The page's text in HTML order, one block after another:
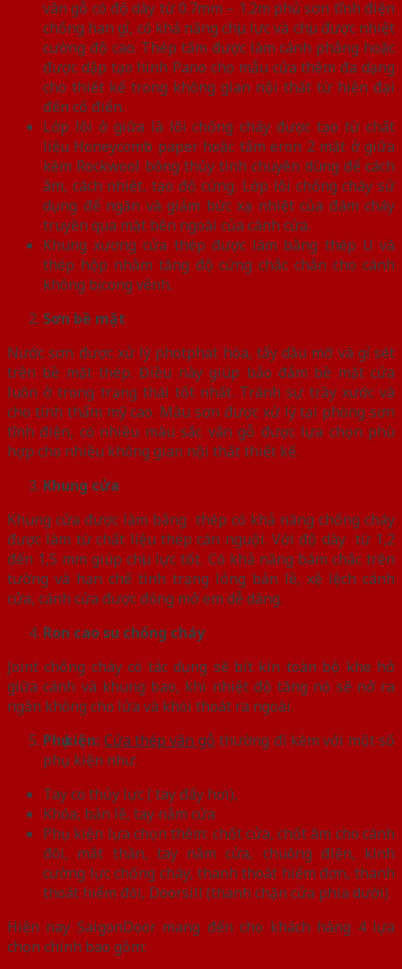
vân gỗ có độ dày từ 0.7mm – 1.2m phủ sơn tĩnh điện
chống han gỉ, có khả năng chịu lực và chịu được nhiệt
cường độ cao. Thép tấm được làm cánh phẳng hoặc
được dập tạo hình Pano cho mẫu cửa thêm đa dạng
cho thiết kế trong không gian nội thất từ hiện đại
đến cổ điển.
Lớp lõi ở giữa là lõi chống cháy được tạo từ chất
liệu Honeycomb paper hoặc tấm eron 2 mặt ở giữa
kèm Rockwool bông thủy tinh chuyên dùng để cách
âm, cách nhiệt, tạo độ cứng. Lớp lõi chống cháy sử
dụng để ngăn và giảm bức xạ nhiệt của đám cháy
truyền qua mặt bên ngoài của cánh cửa.
Khung xương cửa thép được làm bằng thép U và
thép hộp nhằm tăng độ cứng chắc chắn cho cánh
không bị cong vênh.
Sơn bề mặt
Nước sơn được xử lý photphat hóa, tẩy dầu mỡ và gỉ sét
trên bề mặt thép. Điều này giúp bảo đảm bề mặt cửa
luôn ở trong trạng thái tốt nhất. Tránh sự trầy xước và
cho tính thẩm mỹ cao. Màu sơn được xử lý tại phòng sơn
tĩnh điện, có nhiều màu sắc vân gỗ được lựa chọn phù
hợp cho nhiều không gian nội thất thiết kế.
Khung cửa
Khung cửa được làm bằng thép có khả năng chống cháy
được làm từ chất liệu thép cán nguội. Với độ dày từ 1,2
đến 1,5 mm giúp chịu lực tốt. Có khả năng bám chắc trên
tường và hạn chế tình trạng lỏng bản lề, xệ lệch cánh
cửa, cánh cửa được đóng mở em dễ dàng.
Ron cao su chống cháy
Joint chống cháy có tác dụng sẽ bít kín toàn bộ khe hở
giữa cánh và khung bao, khi nhiệt độ tăng nó sẽ nở ra
ngăn không cho lửa và khói thoát ra ngoài.
Phụ kiện: Cửa thép vân gỗ thường đi kèm với một số
phụ kiện như:
Tay co thủy lực ( tay đẩy hơi),
Khóa, bản lề, tay nắm cửa
Phụ kiện lựa chọn thêm: chốt cửa, chốt âm cho cánh
đôi, mắt thần, tay nắm cửa, chuông điện, kính
cường lực chống cháy, thanh thoát hiểm đơn, thanh
thoát hiểm đôi, Doorsill (thanh chặn cửa phía dưới)
Hiện nay SaigonDoor mang đến cho khách hàng 4 lựa
chọn chính bao gồm: